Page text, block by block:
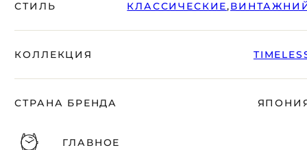
СТИЛЬ КЛАССИЧЕСКИЕ,
КОЛЛЕКЦИЯ
СТРАНА БРЕНДА
ГЛАВНОЕ